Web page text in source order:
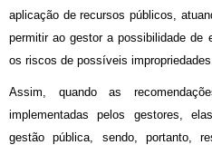
aplicação de recursos públicos,
permitir ao gestor a possibilidade de
os riscos de possíveis
Assim, quando as
implementadas pelos gestores,
gestão pública, sendo, portanto,